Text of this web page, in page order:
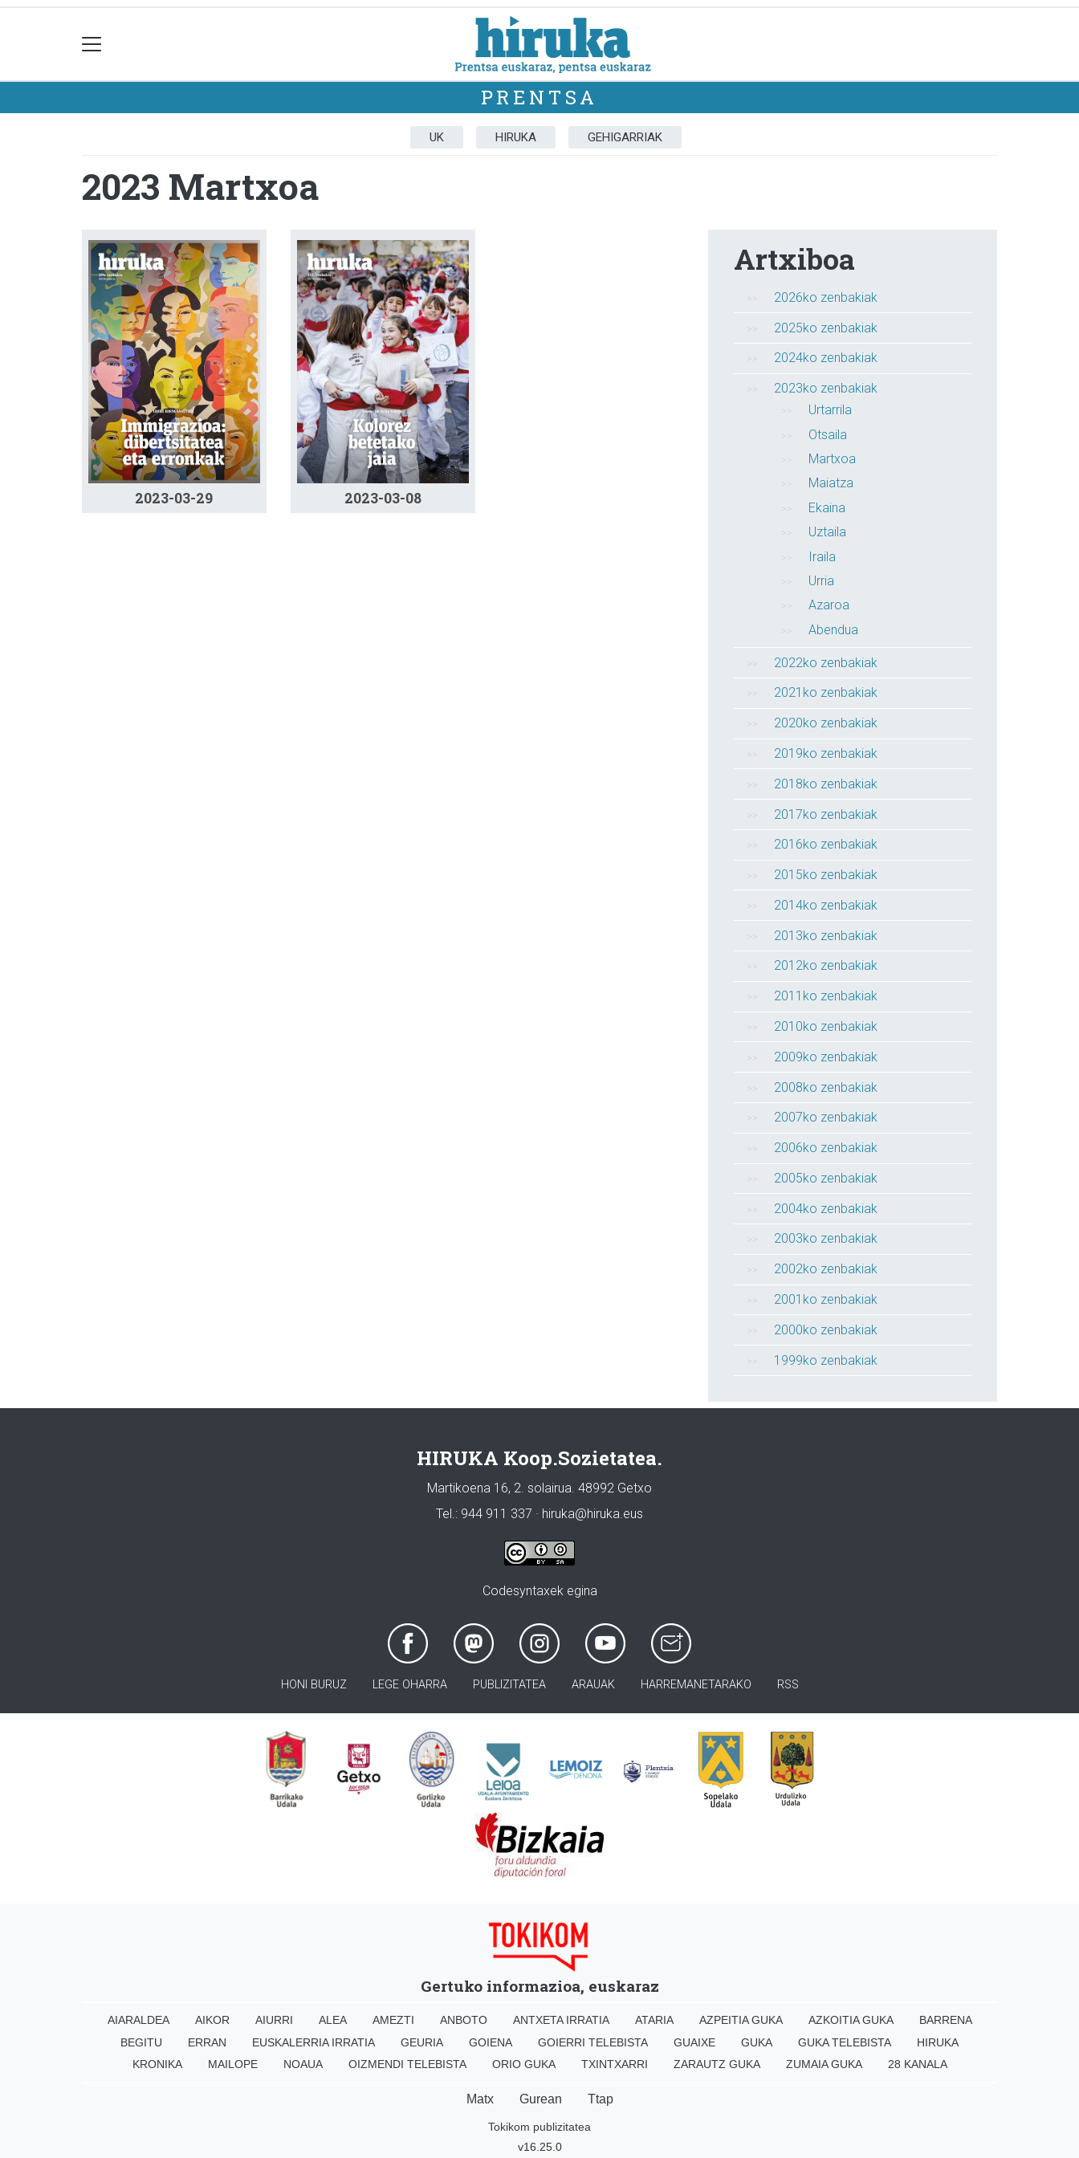
PRENTSA
UK HIRUKA GEHIGARRIAK
2023 Martxoa
2023-03-29 2023-03-08
Artxiboa
2026ko zenbakiak
2025ko zenbakiak
2024ko zenbakiak
2023ko zenbakiak
Urtarrila
Otsaila
Martxoa
Maiatza
Ekaina
Uztaila
Iraila
Urria
Azaroa
Abendua
2022ko zenbakiak
2021ko zenbakiak
2020ko zenbakiak
2019ko zenbakiak
2018ko zenbakiak
2017ko zenbakiak
2016ko zenbakiak
2015ko zenbakiak
2014ko zenbakiak
2013ko zenbakiak
2012ko zenbakiak
2011ko zenbakiak
2010ko zenbakiak
2009ko zenbakiak
2008ko zenbakiak
2007ko zenbakiak
2006ko zenbakiak
2005ko zenbakiak
2004ko zenbakiak
2003ko zenbakiak
2002ko zenbakiak
2001ko zenbakiak
2000ko zenbakiak
1999ko zenbakiak
HIRUKA Koop.Sozietatea.
Martikoena 16, 2. solairua. 48992 Getxo
Tel.: 944 911 337 · hiruka@hiruka.eus
Codesyntaxek egina
HONI BURUZ LEGE OHARRA PUBLIZITATEA ARAUAK HARREMANETARAKO RSS
Gertuko informazioa, euskaraz
AIARALDEA AIKOR AIURRI ALEA AMEZTI ANBOTO ANTXETA IRRATIA ATARIA AZPEITIA GUKA AZKOITIA GUKA
BARRENA
BEGITU
ERRAN EUSKALERRIA IRRATIA GEURIA GOIENA GOIERRI TELEBISTA GUAIXE GUKA GUKA TELEBISTA
HIRUKA
KRONIKA
MAILOPE NOAUA OIZMENDI TELEBISTA ORIO GUKA TXINTXARRI ZARAUTZ GUKA ZUMAIA GUKA 28 KANALA
Matx Gurean Ttap
Tokikom publizitatea
v16.25.0